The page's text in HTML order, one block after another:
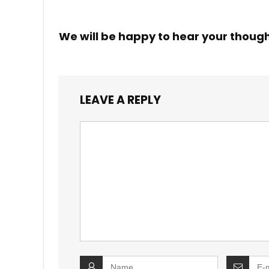
We will be happy to hear your
LEAVE A REPLY